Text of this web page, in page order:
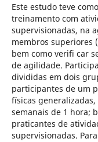
Este estudo teve
treinamento com
supervisionadas, na
membros superiores
bem como verifi car
de agilidade.
divididas em dois
participantes de um
físicas generalizadas,
semanais de 1 hora;
praticantes de
supervisionadas.